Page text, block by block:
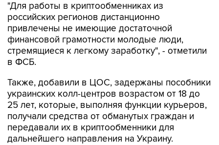
"Для работы в криптообменниках из
российских регионов дистанционно
привлечены не имеющие достаточной
финансовой грамотности молодые люди,
стремящиеся к легкому заработку", - отметили
в ФСБ.
Также, добавили в ЦОС, задержаны пособники
украинских колл-центров возрастом от 18 до
25 лет, которые, выполняя функции курьеров,
получали средства от обманутых граждан и
передавали их в криптообменники для
дальнейшего направления на Украину.